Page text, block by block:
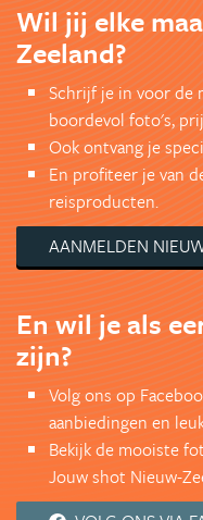
Wil jij elke
Zeeland?
Schrijf je in voor de
boordevol foto's,
Ook ontvang je
En profiteer je van
reisproducten.
AANMELDEN
En wil je als
zijn?
Volg ons op
aanbiedingen en
Bekijk de mooiste
Jouw shot Nieuw-